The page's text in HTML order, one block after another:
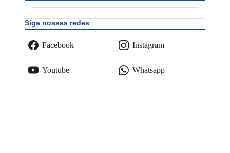
Siga nossas redes
Facebook Instagram
Youtube Whatsapp